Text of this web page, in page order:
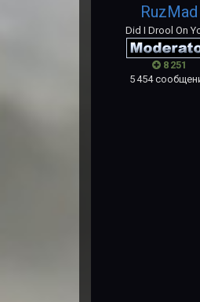
RuzMad
Did I Drool On
8 251
5 454